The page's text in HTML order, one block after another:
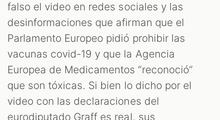
falso el video en redes sociales y las
desinformaciones que afirman que el
Parlamento Europeo pidió prohibir las
vacunas covid-19 y que la Agencia
Europea de Medicamentos “reconoció”
que son tóxicas. Si bien lo dicho por el
video con las declaraciones del
eurodiputado Graff es real, sus